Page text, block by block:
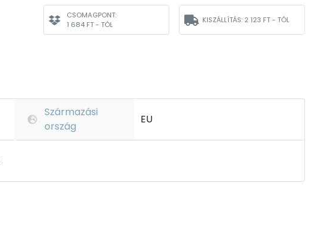
CSOMAGPONT:
1 684 FT - TÓL
KISZÁLLÍTÁS: 2 123 FT - TÓL
Származási
ország
EU